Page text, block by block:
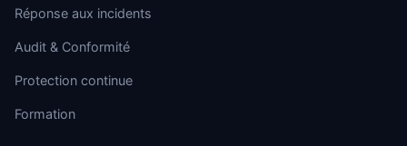
Réponse aux incidents
Audit & Conformité
Protection continue
Formation